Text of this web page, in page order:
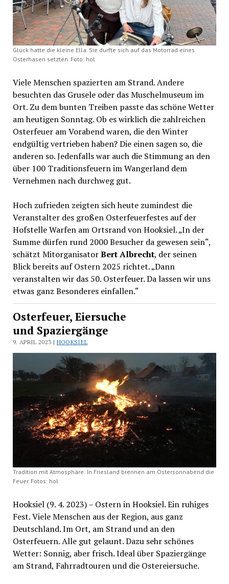
Glück hatte die kleine Ella. Sie durfte sich auf das Motorrad eines
Osterhasen setzten. Foto: hol
Viele Menschen spazierten am Strand. Andere
besuchten das Grusele oder das Muschelmuseum im
Ort. Zu dem bunten Treiben passte das schöne Wetter
am heutigen Sonntag. Ob es wirklich die zahlreichen
Osterfeuer am Vorabend waren, die den Winter
endgültig vertrieben haben? Die einen sagen so, die
anderen so. Jedenfalls war auch die Stimmung an den
über 100 Traditionsfeuern im Wangerland dem
Vernehmen nach durchweg gut.
Hoch zufrieden zeigten sich heute zumindest die
Veranstalter des großen Osterfeuerfestes auf der
Hofstelle Warfen am Ortsrand von Hooksiel. „In der
Summe dürfen rund 2000 Besucher da gewesen sein“,
schätzt MitorganisatorBert Albrecht, der seinen
Blick bereits auf Ostern 2025 richtet. „Dann
veranstalten wir das 50. Osterfeuer. Da lassen wir uns
etwas ganz Besonderes einfallen.“
Osterfeuer, Eiersuche
und Spaziergänge
9. APRIL 2023 | HOOKSIEL
Tradition mit Atmosphäre: In Friesland brennen am Ostersonnabend die
Feuer. Fotos: hol
Hooksiel (9. 4. 2023) – Ostern in Hooksiel. Ein ruhiges
Fest. Viele Menschen aus der Region, aus ganz
Deutschland. Im Ort, am Strand und an den
Osterfeuern. Alle gut gelaunt. Dazu sehr schönes
Wetter: Sonnig, aber frisch. Ideal über Spaziergänge
am Strand, Fahrradtouren und die Ostereiersuche.